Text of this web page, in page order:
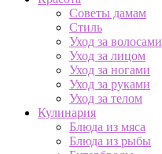
Советы дамам
Стиль
Уход за волосами
Уход за лицом
Уход за ногами
Уход за руками
Уход за телом
Кулинария
Блюда из мяса
Блюда из рыбы